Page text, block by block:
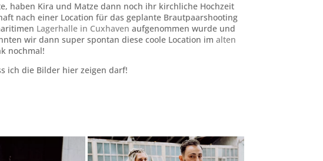
haben Kira und Matze dann noch ihr kirchliche Hochzeit
nach einer Location für das geplante Brautpaarshooting
Lagerhalle in Cuxhaven aufgenommen wurde und
wir dann super spontan diese coole Location im alten
nochmal!
ich die Bilder hier zeigen darf!